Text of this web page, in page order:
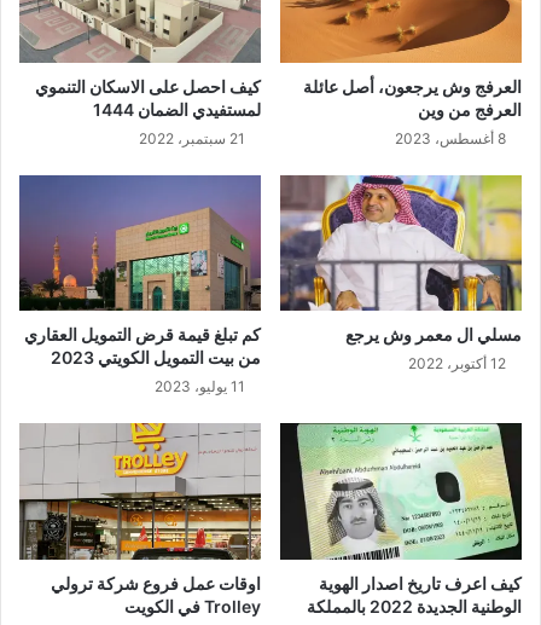
العرفج وش يرجعون، أصل عائلة
العرفج من وين
8 أغسطس، 2023
كيف احصل على الاسكان التنموي
لمستفيدي الضمان 1444
21 سبتمبر، 2022
مسلي ال معمر وش يرجع
12 أكتوبر، 2022
كم تبلغ قيمة قرض التمويل العقاري
من بيت التمويل الكويتي 2023
11 يوليو، 2023
كيف اعرف تاريخ اصدار الهوية
الوطنية الجديدة 2022 بالمملكة
اوقات عمل فروع شركة ترولي
Trolley في الكويت